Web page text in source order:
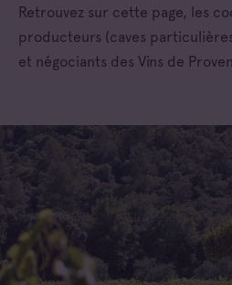
Retrouvez sur cette page, les
producteurs (caves
et négociants des Vins de